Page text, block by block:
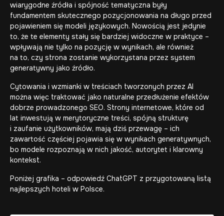
wiarygodne źródła i spójność tematyczna były
fundamentem skutecznego pozycjonowania na długo przed
pojawieniem się modeli językowych. Nowością jest jedynie
to, że te elementy stały się bardziej widoczne w praktyce –
wpływają nie tylko na pozycję w wynikach, ale również
na to, czy strona zostanie wykorzystana przez system
generatywny jako źródło.
Cytowania i wzmianki w treściach tworzonych przez AI
można więc traktować jako naturalne przedłużenie efektów
dobrze prowadzonego SEO. Strony internetowe, które od
lat inwestują w merytoryczne treści, spójną strukturę
i zaufanie użytkowników, mają dziś przewagę – ich
zawartość częściej pojawia się w wynikach generatywnych,
bo modele rozpoznają w nich jakość, autorytet i klarowny
kontekst.
Poniżej grafika – odpowiedź ChatGPT z przygotowaną listą
najlepszych hoteli w Polsce.